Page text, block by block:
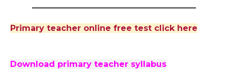
______________________________________________
Primary teacher online free test click here
Download primary teacher syllabus